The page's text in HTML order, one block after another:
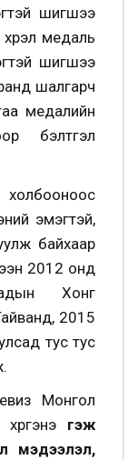
шигшээ
медаль
шигшээ
шалгарч
медалийн
бэлтгэл
холбооноос
эмэгтэй,
байхаар
2012 онд
Хонг
2015
тус тус
Монгол
гэж
мэдээлэл,